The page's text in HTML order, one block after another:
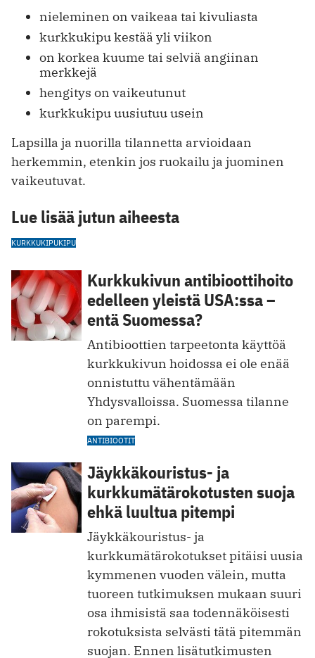
nieleminen on vaikeaa tai kivuliasta
kurkkukipu kestää yli viikon
on korkea kuume tai selviä angiinan
merkkejä
hengitys on vaikeutunut
kurkkukipu uusiutuu usein
Lapsilla ja nuorilla tilannetta arvioidaan
herkemmin, etenkin jos ruokailu ja juominen
vaikeutuvat.
Lue lisää jutun aiheesta
KURKKUKIPUKIPU
Kurkkukivun antibioottihoito
edelleen yleistä USA:ssa –
entä Suomessa?
Antibioottien tarpeetonta käyttöä
kurkkukivun hoidossa ei ole enää
onnistuttu vähentämään
Yhdysvalloissa. Suomessa tilanne
on parempi.
ANTIBIOOTIT
Jäykkäkouristus- ja
kurkkumätärokotusten suoja
ehkä luultua pitempi
Jäykkäkouristus- ja
kurkkumätärokotukset pitäisi uusia
kymmenen vuoden välein, mutta
tuoreen tutkimuksen mukaan suuri
osa ihmisistä saa todennäköisesti
rokotuksista selvästi tätä pitemmän
suojan. Ennen lisätutkimusten